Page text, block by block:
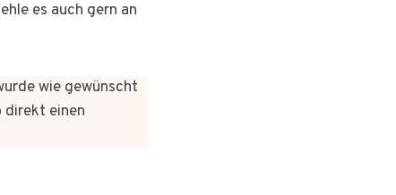
es auch gern an
wie gewünscht
direkt einen